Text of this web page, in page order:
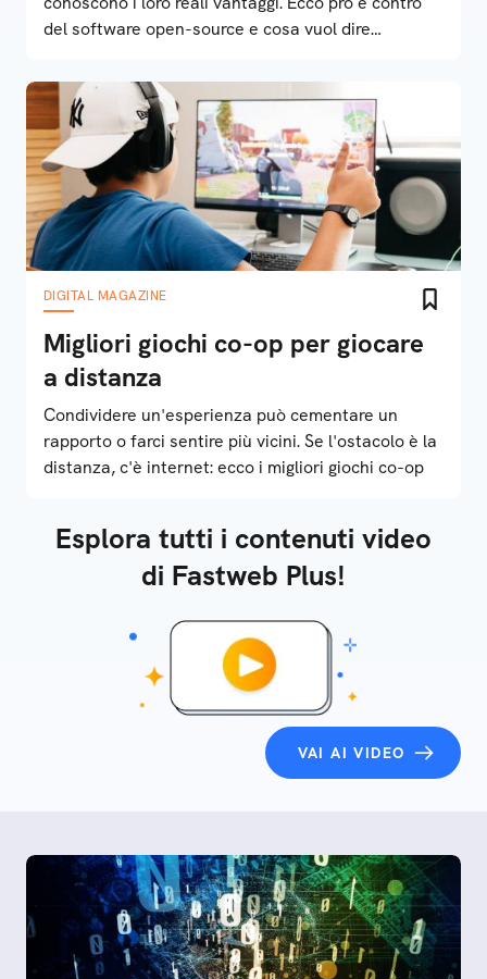
del software open-source e cosa vuol dire
DIGITAL MAGAZINE
Migliori giochi co-op per giocare
a distanza
Condividere un'esperienza può cementare un
rapporto o farci sentire più vicini. Se l'ostacolo è la
distanza, c'è internet: ecco i migliori giochi co-op
Esplora tutti i contenuti video
di Fastweb Plus!
VAI AI VIDEO